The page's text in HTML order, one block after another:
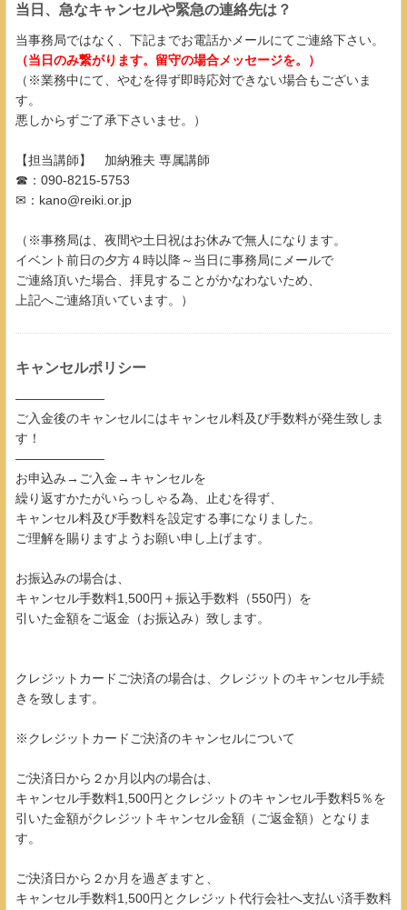
当日、急なキャンセルや緊急の連絡先は？
当事務局ではなく、下記までお電話かメールにてご連絡下さい。
（当日のみ繋がります。留守の場合メッセージを。）
（※業務中にて、やむを得ず即時応対できない場合もございま
す。
悪しからずご了承下さいませ。）
【担当講師】 加納雅夫 専属講師
☎：090-8215-5753
✉：kano@reiki.or.jp
（※事務局は、夜間や土日祝はお休みで無人になります。
イベント前日の夕方４時以降～当日に事務局にメールで
ご連絡頂いた場合、拝見することがかなわないため、
上記へご連絡頂いています。）
キャンセルポリシー
―――――――
ご入金後のキャンセルにはキャンセル料及び手数料が発生致しま
す！
―――――――
お申込み→ご入金→キャンセルを
繰り返すかたがいらっしゃる為、止むを得ず、
キャンセル料及び手数料を設定する事になりました。
ご理解を賜りますようお願い申し上げます。
お振込みの場合は、
キャンセル手数料1,500円＋振込手数料（550円）を
引いた金額をご返金（お振込み）致します。
クレジットカードご決済の場合は、クレジットのキャンセル手続
きを致します。
※クレジットカードご決済のキャンセルについて
ご決済日から２か月以内の場合は、
キャンセル手数料1,500円とクレジットのキャンセル手数料5％を
引いた金額がクレジットキャンセル金額（ご返金額）となりま
す。
ご決済日から２か月を過ぎますと、
キャンセル手数料1,500円とクレジット代行会社へ支払い済手数料